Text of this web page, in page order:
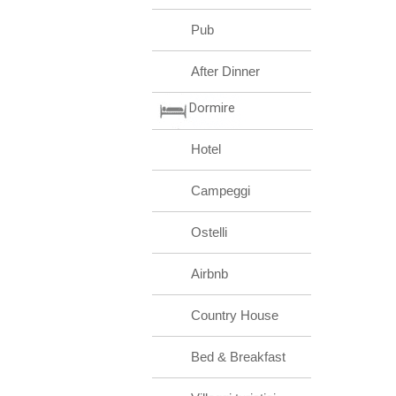
Pub
After Dinner
Dormire
Hotel
Campeggi
Ostelli
Airbnb
Country House
Bed & Breakfast